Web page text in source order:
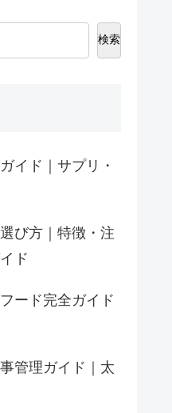
検索
イド｜サプリ・
び方｜特徴・注
ド
ード完全ガイド
管理ガイド｜太